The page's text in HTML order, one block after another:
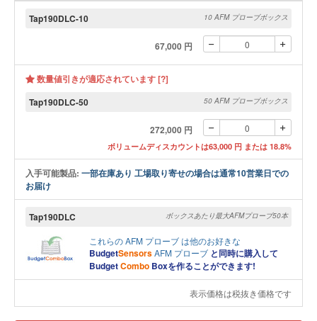
Tap190DLC-10 10 AFM プローブボックス
67,000 円
数量値引きが適応されています [?]
Tap190DLC-50
50 AFM プローブボックス
272,000 円
ボリュームディスカウントは63,000 円 または 18.8%
入手可能製品: 一部在庫あり 工場取り寄せの場合は通常10営業日での
お届け
Tap190DLC ボックスあたり最大AFMプローブ50本
これらのAFM プローブは他のお好きな
BudgetSensorsAFM プローブ と同時に購入して
BudgetCombo Boxを作ることができます!
表示価格は税抜き価格です